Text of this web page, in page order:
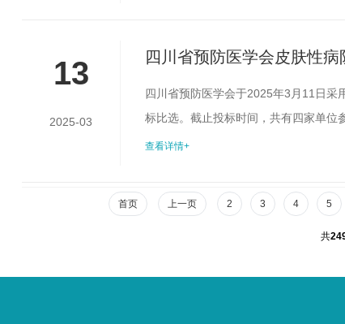
13
2025-03
四川省预防医学会皮肤性
四川省预防医学会于2025年3月11日采
标比选。截止投标时间，共有四家单位
主要内容中标供应商报价（元）1四川
省预防医学会监事会反映...
查看详情+
首页 上一页 2 3 4 5
共